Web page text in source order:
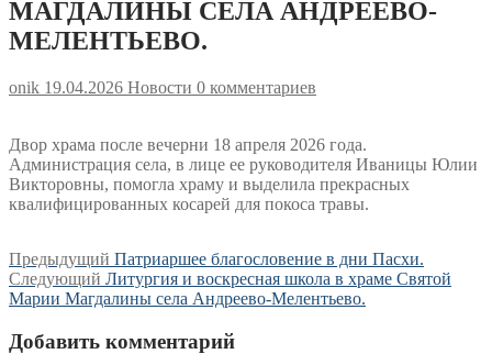
МАГДАЛИНЫ СЕЛА АНДРЕЕВО-
МЕЛЕНТЬЕВО.
onik 19.04.2026 Новости 0 комментариев
Двор храма после вечерни 18 апреля 2026 года.
Администрация села, в лице ее руководителя Иваницы Юлии
Викторовны, помогла храму и выделила прекрасных
квалифицированных косарей для покоса травы.
Навигация
по
Предыдущий Предыдущая
запись:
Патриаршее благословение в дни Пасхи.
Следующий Следующая
запись:
Литургия и воскресная школа в храме Святой
Марии Магдалины села Андреево-Мелентьево.
Добавить комментарий